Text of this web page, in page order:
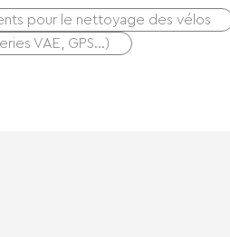
pour le nettoyage des vélos
VAE, GPS…)